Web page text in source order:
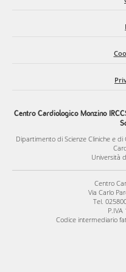
Centro Cardiologico Monzino
Dipartimento di Scienze Cliniche e
Università
Centro
Via Carlo
Tel.
Codice intermediario